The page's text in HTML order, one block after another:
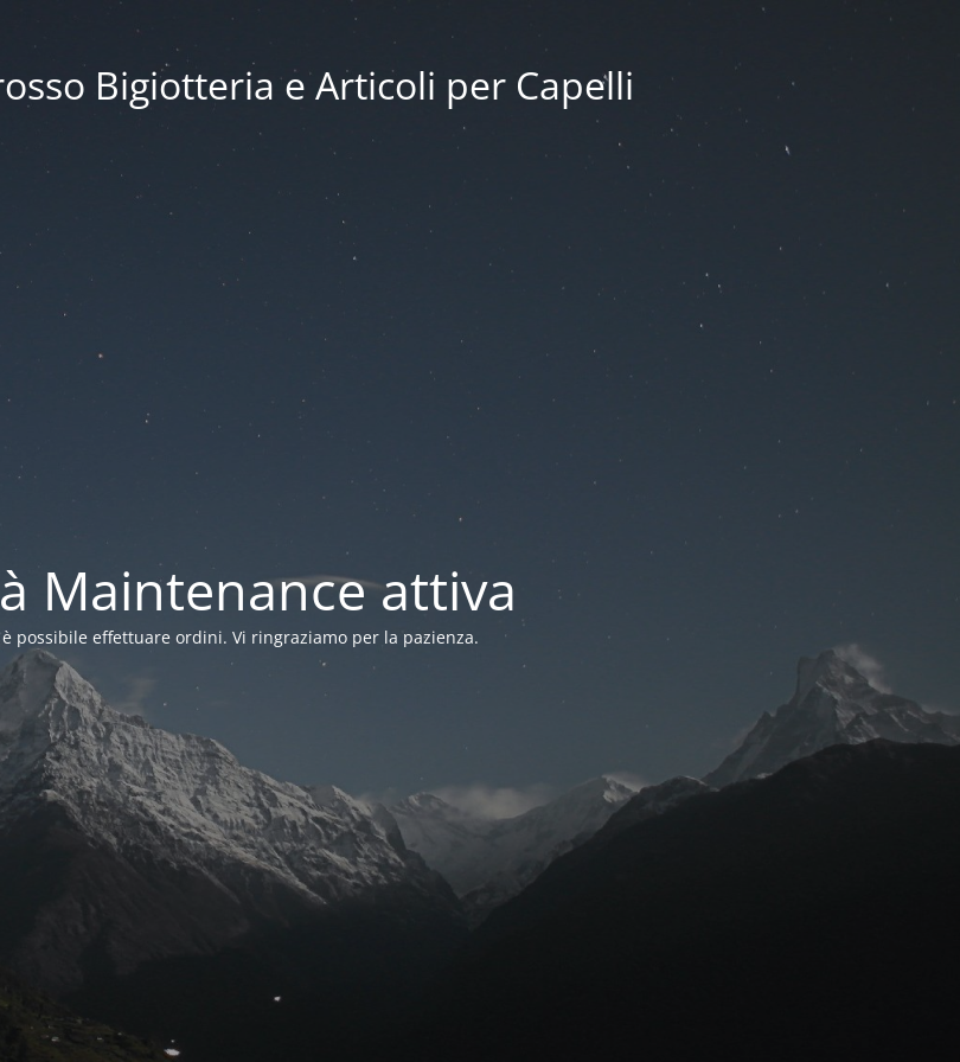
Bigiotteria e Articoli per Capelli
Maintenance attiva
possibile effettuare ordini. Vi ringraziamo per la pazienza.